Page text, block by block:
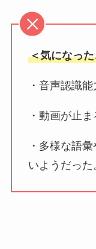
＜気になっ
・音声認識
・動画が止
・多様な語
いようだった